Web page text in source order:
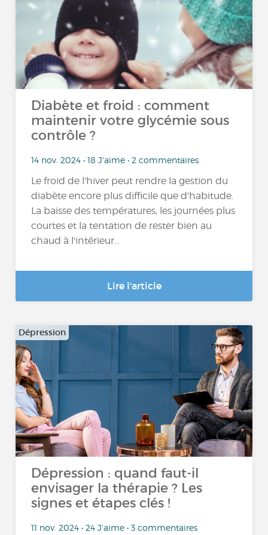
Diabète et froid : comment
maintenir votre glycémie sous
contrôle ?
14 nov. 2024 • 18 J'aime • 2 commentaires
Le froid de l'hiver peut rendre la gestion du
diabète encore plus difficile que d'habitude.
La baisse des températures, les journées plus
courtes et la tentation de rester bien au
chaud à l'intérieur...
Lire l'article
Dépression
Dépression : quand faut-il
envisager la thérapie ? Les
signes et étapes clés !
11 nov. 2024 • 24 J'aime • 3 commentaires